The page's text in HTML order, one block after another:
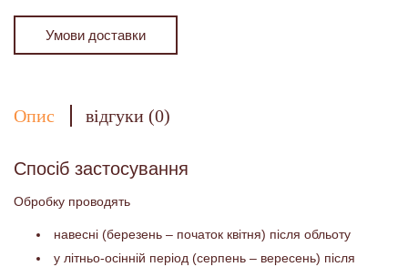
Умови доставки
Опис відгуки (0)
Спосіб застосування
Обробку проводять
навесні (березень – початок квітня) після обльоту
у літньо-осінній період (серпень – вересень) після